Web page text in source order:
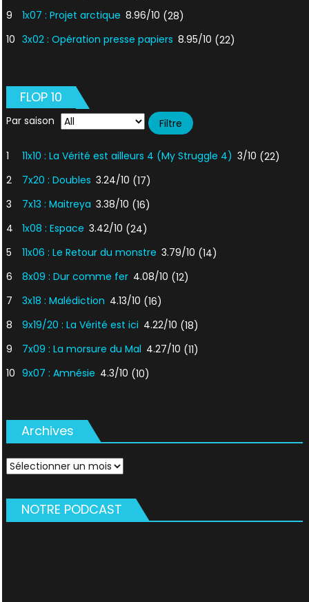
9
1x07 : Projet arctique 8.96/10 (28)
10 3x02 : Opération presse papiers 8.95/10 (22)
FLOP 10
Par saison
1 11x10 : La Vérité est ailleurs 4 (My Struggle 4) 3/10 (22)
2
7x20 : Doubles 3.24/10 (17)
3
7x13 : Maitreya 3.38/10 (16)
4
1x08 : Espace 3.42/10 (24)
5
11x06 : Le Retour du monstre 3.79/10 (14)
6
8x09 : Dur comme fer 4.08/10 (12)
7
3x18 : Malédiction 4.13/10 (16)
8
9x19/20 : La Vérité est ici 4.22/10 (18)
9
7x09 : La morsure du Mal 4.27/10 (11)
10 9x07 : Amnésie 4.3/10 (10)
Archives
Archives
NOTRE PODCAST